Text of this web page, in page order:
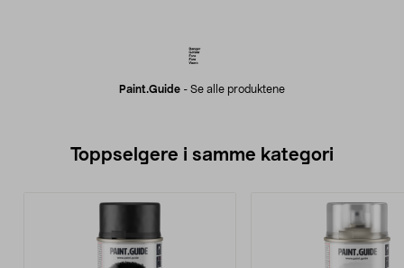
Paint.guide - Se alle produktene
Toppselgere i samme kategori